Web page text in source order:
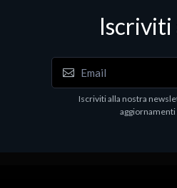
Software - Office Productivity
Iscriviti alla nostra